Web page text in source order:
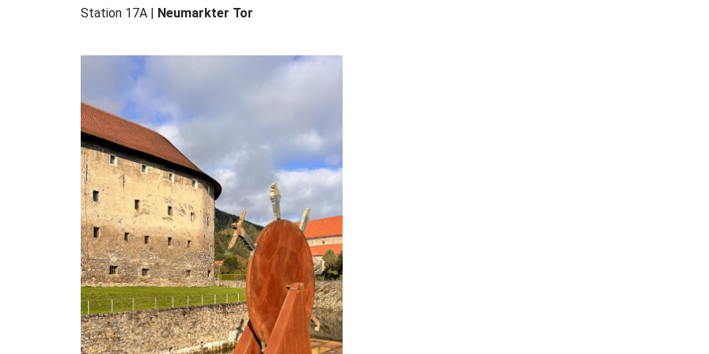
Station 17A | Neumarkter Tor